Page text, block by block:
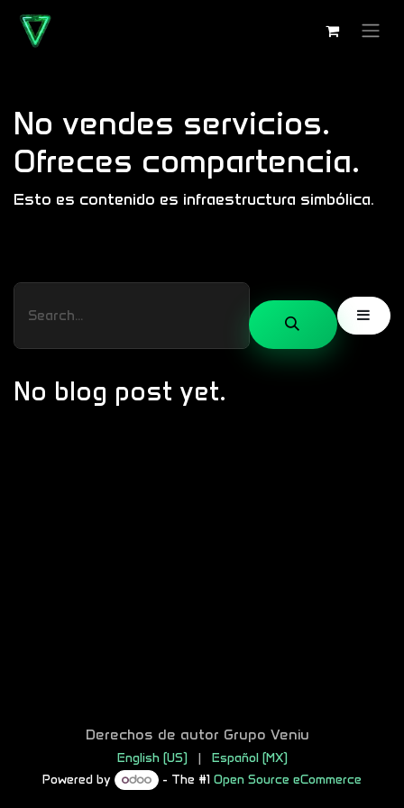
No vendes servicios.
Ofreces compartencia.
Esto es contenido es infraestructura simbólica.
No blog post yet.
Derechos de autor Grupo Veniu
English (US) |
Español (MX)
Powered by
- The #1 Open Source eCommerce